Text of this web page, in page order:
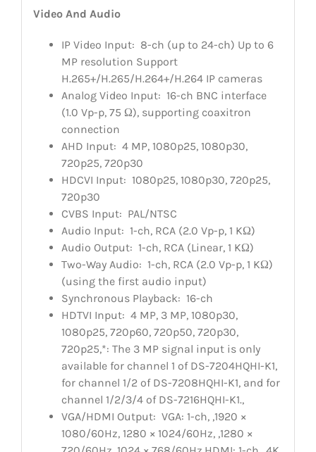
Video And Audio
IP Video Input: 8-ch (up to 24-ch) Up to 6
MP resolution Support
H.265+/H.265/H.264+/H.264 IP cameras
Analog Video Input: 16-ch BNC interface
(1.0 Vp-p, 75 Ω), supporting coaxitron
connection
AHD Input: 4 MP, 1080p25, 1080p30,
720p25, 720p30
HDCVI Input: 1080p25, 1080p30, 720p25,
720p30
CVBS Input: PAL/NTSC
Audio Input: 1-ch, RCA (2.0 Vp-p, 1 KΩ)
Audio Output: 1-ch, RCA (Linear, 1 KΩ)
Two-Way Audio: 1-ch, RCA (2.0 Vp-p, 1 KΩ)
(using the first audio input)
Synchronous Playback: 16-ch
HDTVI Input: 4 MP, 3 MP, 1080p30,
1080p25, 720p60, 720p50, 720p30,
720p25,*: The 3 MP signal input is only
available for channel 1 of DS-7204HQHI-K1,
for channel 1/2 of DS-7208HQHI-K1, and for
channel 1/2/3/4 of DS-7216HQHI-K1.,
VGA/HDMI Output: VGA: 1-ch, ,1920 ×
1080/60Hz, 1280 × 1024/60Hz, ,1280 ×